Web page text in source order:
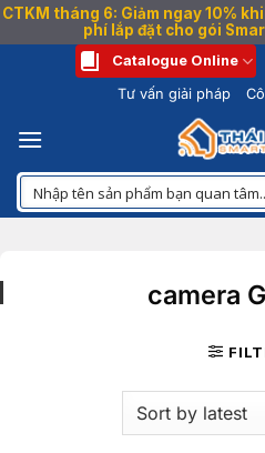
CTKM tháng 6: Giảm ngay 10%
phí lắp đặt cho gói
dung
Catalogue Online
Tư vấn giải pháp
camera